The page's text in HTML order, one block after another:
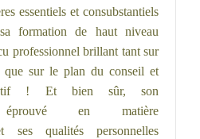
essentiels et consubstantiels
formation de haut niveau
professionnel brillant tant sur
que sur le plan du conseil et
! Et bien sûr, son
éprouvé en matière
ses qualités personnelles